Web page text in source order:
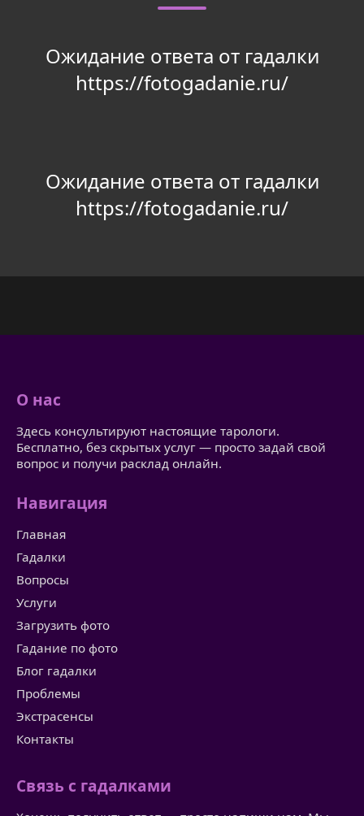
Ожидание ответа от гадалки
https://fotogadanie.ru/
Ожидание ответа от гадалки
https://fotogadanie.ru/
О нас
Здесь консультируют настоящие тарологи.
Бесплатно, без скрытых услуг — просто задай свой
вопрос и получи расклад онлайн.
Навигация
Главная
Гадалки
Вопросы
Услуги
Загрузить фото
Гадание по фото
Блог гадалки
Проблемы
Экстрасенсы
Контакты
Связь с гадалками